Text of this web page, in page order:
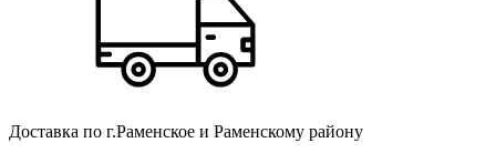
Доставка по г.Раменское и Раменскому району